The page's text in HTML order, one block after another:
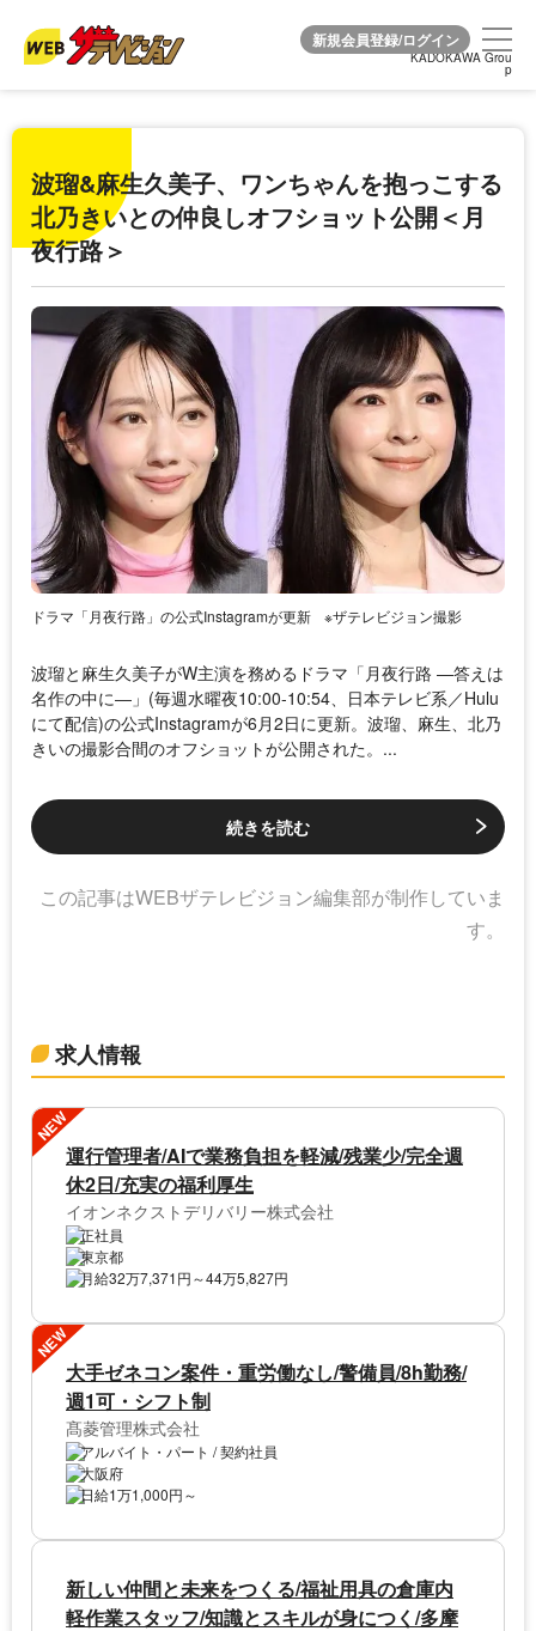
KADOKAWA Grou
p
KADOKAWA Grou
p
波瑠&麻生久美子、ワンちゃんを抱っこする
北乃きいとの仲良しオフショット公開＜月
夜行路＞
ドラマ「月夜行路」の公式Instagramが更新 ※ザテレビジョン撮影
波瑠と麻生久美子がW主演を務めるドラマ「月夜行路 ―答えは
名作の中に―」(毎週水曜夜10:00‐10:54、日本テレビ系／Hulu
にて配信)の公式Instagramが6月2日に更新。波瑠、麻生、北乃
きいの撮影合間のオフショットが公開された。...
続きを読む
この記事はWEBザテレビジョン編集部が制作していま
す。
求人情報
NEW
運行管理者/AIで業務負担を軽減/残業少/完全週
休2日/充実の福利厚生
イオンネクストデリバリー株式会社
正社員
東京都
月給32万7,371円～44万5,827円
NEW
大手ゼネコン案件・重労働なし/警備員/8h勤務/
週1可・シフト制
髙菱管理株式会社
アルバイト・パート / 契約社員
大阪府
日給1万1,000円～
新しい仲間と未来をつくる/福祉用具の倉庫内
軽作業スタッフ/知識とスキルが身につく/多摩